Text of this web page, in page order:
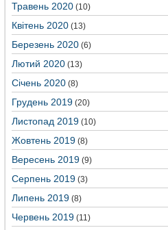
Травень 2020 (10)
Квітень 2020 (13)
Березень 2020 (6)
Лютий 2020 (13)
Січень 2020 (8)
Грудень 2019 (20)
Листопад 2019 (10)
Жовтень 2019 (8)
Вересень 2019 (9)
Серпень 2019 (3)
Липень 2019 (8)
Червень 2019 (11)